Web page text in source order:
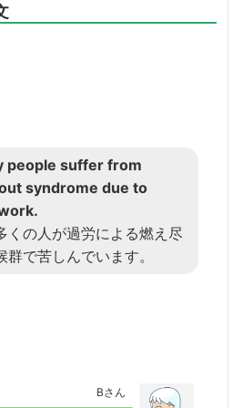
people suffer from
syndrome due to
くの人が過労による燃え尽
群で苦しんでいます。
Bさん